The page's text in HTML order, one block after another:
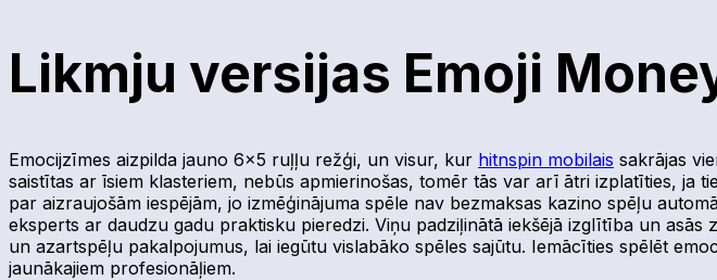
Likmju versijas Emoji
Emocijzīmes aizpilda jauno 6×5 ruļļu režģi, un visur, kur hitnspin mobilais sakrājas
saistītas ar īsiem klasteriem, nebūs apmierinošas, tomēr tās var arī ātri izplatīties,
par aizraujošām iespējām, jo ​​izmēģinājuma spēle nav bezmaksas kazino spēļu
eksperts ar daudzu gadu praktisku pieredzi. Viņu padziļinātā iekšējā izglītība un
un azartspēļu pakalpojumus, lai iegūtu vislabāko spēles sajūtu. Iemācīties spēlēt
jaunākajiem profesionāļiem.